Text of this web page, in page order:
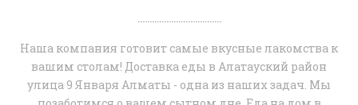
Наша компания готовит самые вкусные лакомства к
вашим столам! Доставка еды в Алатауский район
улица 9 Января Алматы - одна из наших задач. Мы